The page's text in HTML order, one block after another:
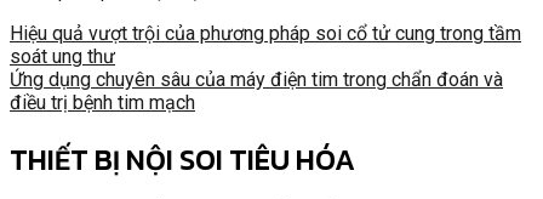
Hiệu quả vượt trội của phương pháp soi cổ tử cung trong tầm
soát ung thư
Ứng dụng chuyên sâu của máy điện tim trong chẩn đoán và
điều trị bệnh tim mạch
THIẾT BỊ NỘI SOI TIÊU HÓA